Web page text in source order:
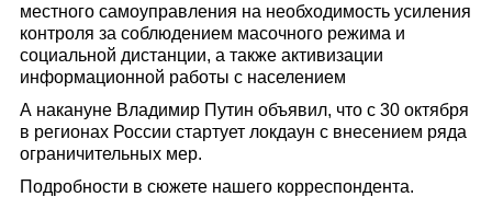
местного самоуправления на необходимость усиления
контроля за соблюдением масочного режима и
социальной дистанции, а также активизации
информационной работы с населением
А накануне Владимир Путин объявил, что с 30 октября
в регионах России стартует локдаун с внесением ряда
ограничительных мер.
Подробности в сюжете нашего корреспондента.